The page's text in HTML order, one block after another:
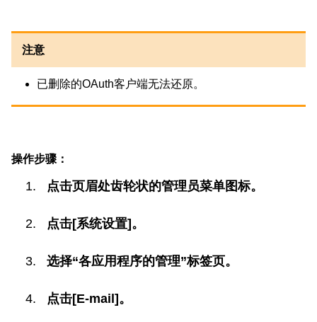
注意
已删除的OAuth客户端无法还原。
操作步骤：
点击页眉处齿轮状的管理员菜单图标。
点击[系统设置]。
选择“各应用程序的管理”标签页。
点击[E-mail]。